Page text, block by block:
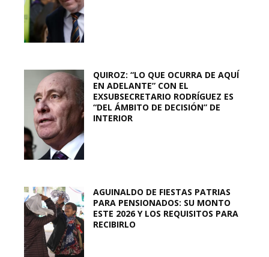
QUIROZ: “LO QUE OCURRA DE AQUÍ
EN ADELANTE” CON EL
EXSUBSECRETARIO RODRÍGUEZ ES
“DEL ÁMBITO DE DECISIÓN” DE
INTERIOR
AGUINALDO DE FIESTAS PATRIAS
PARA PENSIONADOS: SU MONTO
ESTE 2026 Y LOS REQUISITOS PARA
RECIBIRLO